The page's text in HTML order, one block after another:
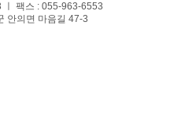
ㅣ 팩스 : 055-963-6553
안의면 마음길 47-3